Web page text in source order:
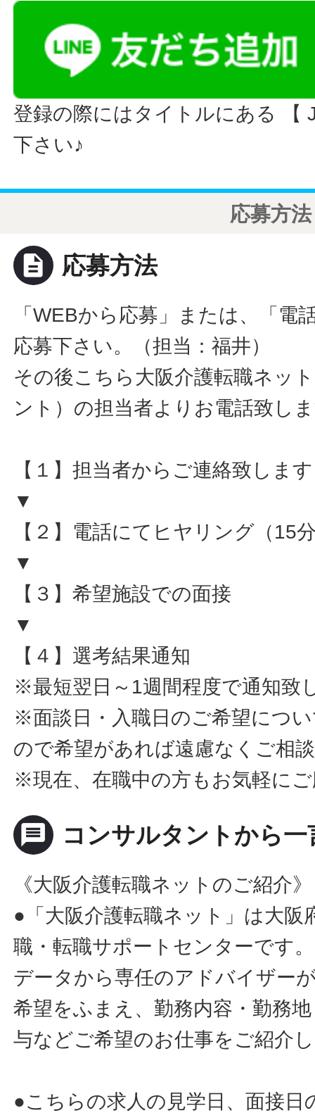
登録の際にはタイトルにある 【
下さい♪
応募方法
description 応募方法
「WEBから応募」または、「電
応募下さい。（担当：福井）
その後こちら大阪介護転職ネッ
ント）の担当者よりお電話致し
【１】担当者からご連絡致します
▼
【２】電話にてヒヤリング（15
▼
【３】希望施設での面接
▼
【４】選考結果通知
※最短翌日～1週間程度で通知致
※面談日・入職日のご希望につ
ので希望があれば遠慮なくご相
※現在、在職中の方もお気軽に
message コンサルタントから一
《大阪介護転職ネットのご紹介》
●「大阪介護転職ネット」は大阪
職・転職サポートセンターです
データから専任のアドバイザー
希望をふまえ、勤務内容・勤務
与などご希望のお仕事をご紹介
●こちらの求人の見学日、面接日